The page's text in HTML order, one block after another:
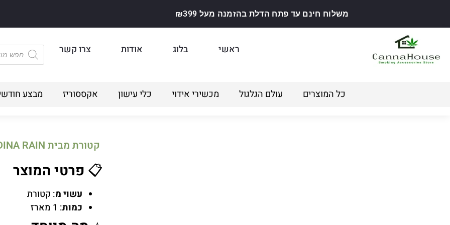
משלוח חינם עד פתח הדלת בהזמנה מעל ₪399
ראשי בלוג אודות צרו קשר
כל המוצרים עולם הגלגול מכשירי אידוי כלי עישון אקססוריז מבצע
קטורת מבית SATYA INDINA RAIN
📋 פרטי המוצר
עשוי מ: קטורת
כמות: 1 מארז